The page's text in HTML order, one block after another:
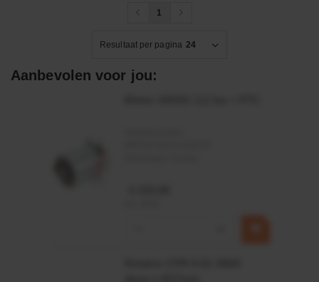
1
Resultaat per pagina 24
Aanbevolen voor jou: